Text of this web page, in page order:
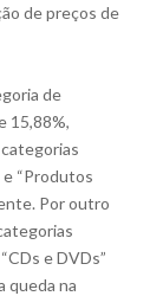
de preços de
de
15,88%,
e “Produtos
Por outro
e DVDs”
queda na